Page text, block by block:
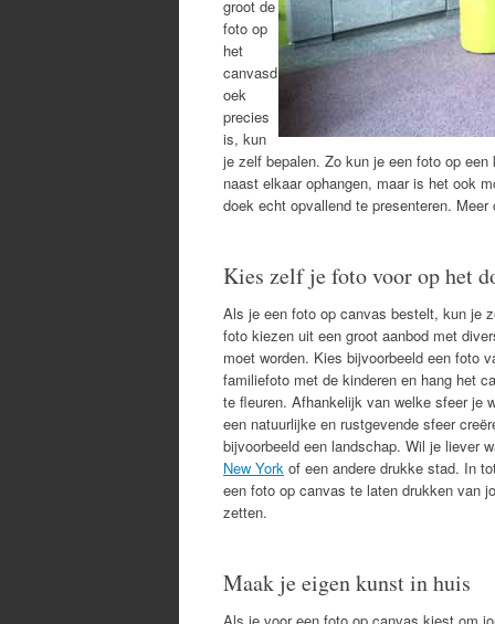
groot de
foto op
het
canvasd
oek
precies
is, kun
je zelf bepalen. Zo kun je een foto op
naast elkaar ophangen, maar is het ook
doek echt opvallend te presenteren.
Kies zelf je foto voor op het
Als je een foto op canvas bestelt, kun je
foto kiezen uit een groot aanbod met
moet worden. Kies bijvoorbeeld een foto
familiefoto met de kinderen en hang het
te fleuren. Afhankelijk van welke sfeer je
een natuurlijke en rustgevende sfeer
bijvoorbeeld een landschap. Wil je liever
New York of een andere drukke stad. In
een foto op canvas te laten drukken van
zetten.
Maak je eigen kunst in huis
Als je voor een foto op canvas kiest om